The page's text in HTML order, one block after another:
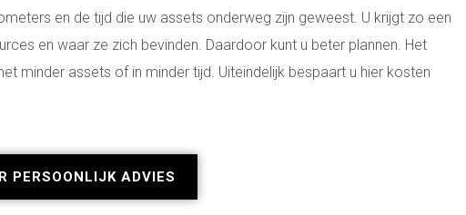
en de tijd die uw assets onderweg zijn geweest. U krijgt zo een
en waar ze zich bevinden. Daardoor kunt u beter plannen. Het
minder assets of in minder tijd. Uiteindelijk bespaart u hier kosten
PERSOONLIJK ADVIES